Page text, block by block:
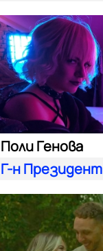
Поли Генова
Г-н Президент